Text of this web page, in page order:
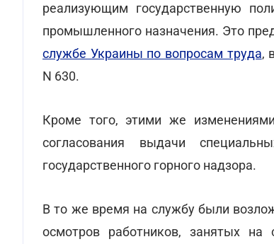
реализующим государственную
промышленного назначения. Это
службе Украины по вопросам труда,
N 630.
Кроме того, этими же
согласования выдачи
государственного горного надзора.
В то же время на службу были
осмотров работников, занятых